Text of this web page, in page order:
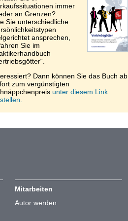
immer
an Grenzen?
Sie unterschiedliche
ansprechen,
Sie im
Dann können Sie das Buch ab
zum vergünstigten
unter diesem Link
Mitarbeiten
Autor werden